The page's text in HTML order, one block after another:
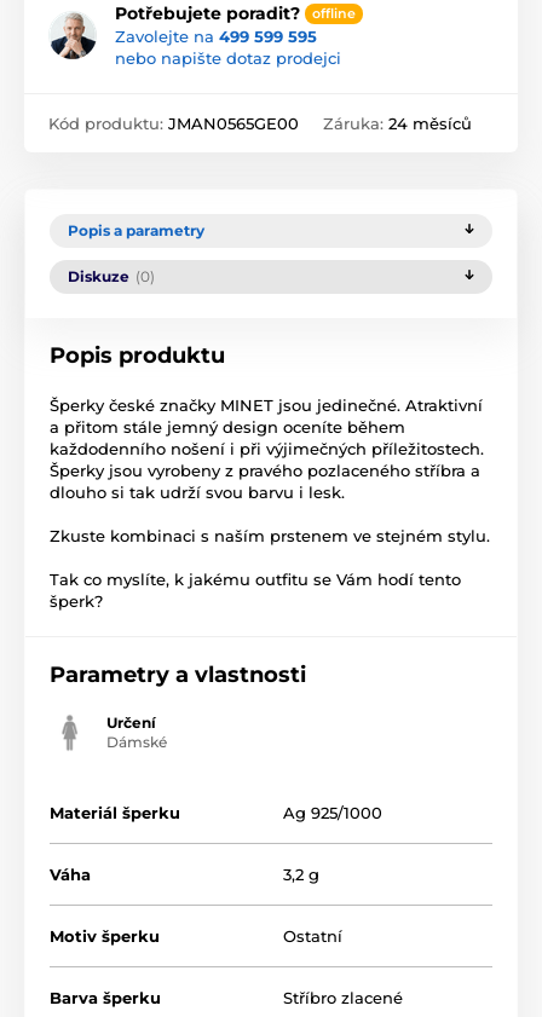
Potřebujete poradit? offline
Zavolejte na 499 599 595
nebo napište dotaz prodejci
Kód produktu: JMAN0565GE00 Záruka: 24 měsíců
Popis a parametry
Diskuze (0)
Popis produktu
Šperky české značky MINET jsou jedinečné. Atraktivní
a přitom stále jemný design oceníte během
každodenního nošení i při výjimečných příležitostech.
Šperky jsou vyrobeny z pravého pozlaceného stříbra a
dlouho si tak udrží svou barvu i lesk.
Zkuste kombinaci s naším prstenem ve stejném stylu.
Tak co myslíte, k jakému outfitu se Vám hodí tento
šperk?
Parametry a vlastnosti
Určení
Dámské
Materiál šperku Ag 925/1000
Váha 3,2 g
Motiv šperku Ostatní
Barva šperku Stříbro zlacené